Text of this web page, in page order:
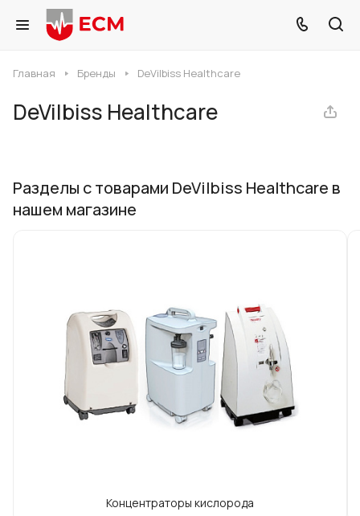
Главная Бренды DeVilbiss Healthcare
DeVilbiss Healthcare
Разделы с товарами DeVilbiss Healthcare в
нашем магазине
Концентраторы кислорода